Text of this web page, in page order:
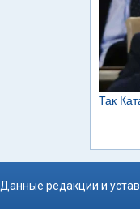
Данные редакции и устав